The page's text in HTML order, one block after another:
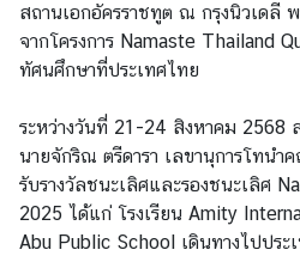
ส
ถ
า
เ
อ
ก
อั
ค
สถานเอกอัครราชทูต ณ กรุงนิวเดลี
จากโครงการ Namaste Thailand
ทัศนศึกษาที่ประเทศไทย
ระหว่างวันที่ 21-24 สิงหาคม 2568
นายจักริณ ตรีดารา เลขานุการโทนำ
รับรางวัลชนะเลิศและรองชนะเลิศ
2025 ได้แก่ โรงเรียน Amity
Abu Public School เดินทางไปประ